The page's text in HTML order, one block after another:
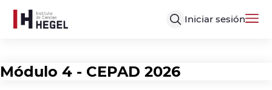
Iniciar sesión
Módulo 4 - CEPAD 2026